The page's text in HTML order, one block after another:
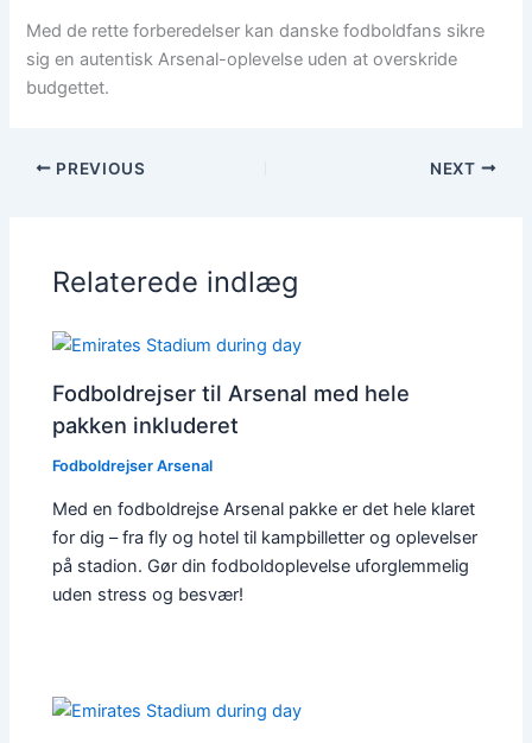
Med de rette forberedelser kan danske fodboldfans sikre
sig en autentisk Arsenal-oplevelse uden at overskride
budgettet.
PREVIOUS NEXT
Relaterede indlæg
Fodboldrejser til Arsenal med hele
pakken inkluderet
Fodboldrejser Arsenal
Med en fodboldrejse Arsenal pakke er det hele klaret
for dig – fra fly og hotel til kampbilletter og oplevelser
på stadion. Gør din fodboldoplevelse uforglemmelig
uden stress og besvær!